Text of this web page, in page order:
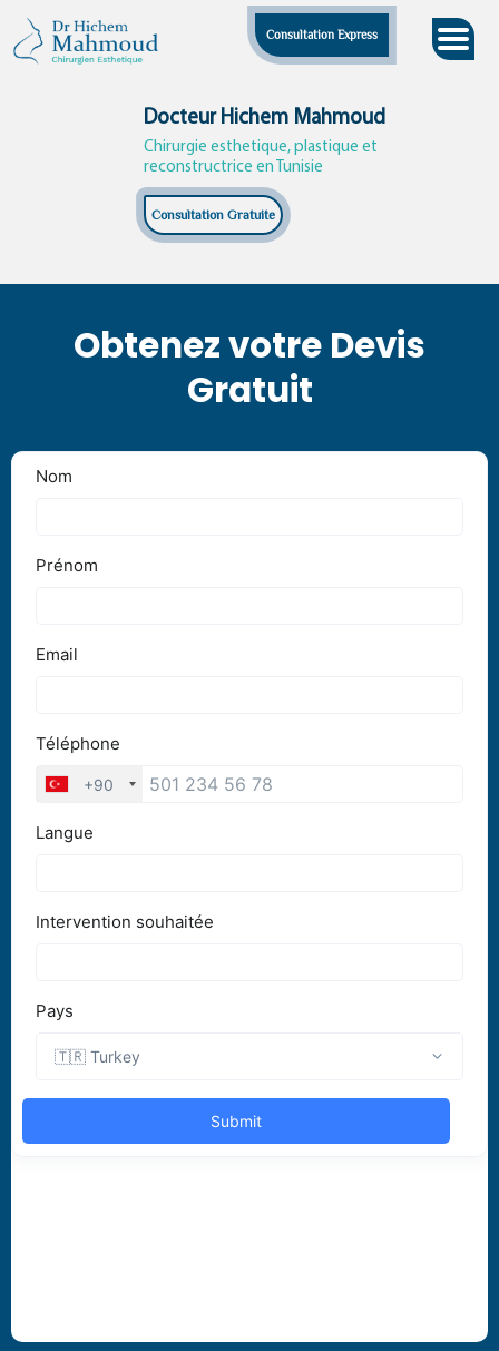
content
Consultation Express
Docteur Hichem Mahmoud
Chirurgie esthetique, plastique et
reconstructrice en Tunisie
Consultation Gratuite
Obtenez votre Devis
Gratuit